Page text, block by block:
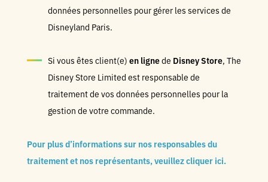
données personnelles pour gérer les services de
Disneyland Paris.
Si vous êtes client(e) en lignede Disney Store, The
Disney Store Limited est responsable de
traitement de vos données personnelles pour la
gestion de votre commande.
Pour plus d’informations sur nos responsables du
traitement et nos représentants, veuillez cliquer ici.